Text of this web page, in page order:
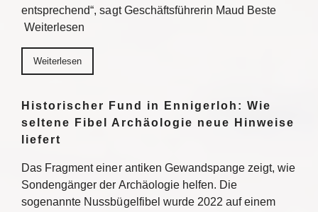
entsprechend“, sagt Geschäftsführerin Maud Beste
Weiterlesen
Weiterlesen
Historischer Fund in Ennigerloh: Wie
seltene Fibel Archäologie neue Hinweise
liefert
Das Fragment einer antiken Gewandspange zeigt, wie
Sondengänger der Archäologie helfen. Die
sogenannte Nussbügelfibel wurde 2022 auf einem